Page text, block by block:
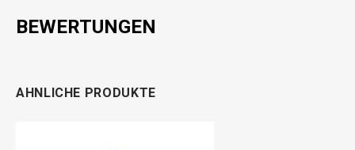
BEWERTUNGEN
AHNLICHE PRODUKTE